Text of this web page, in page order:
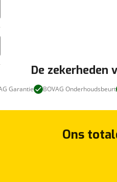
De zekerheden
Garantie BOVAG Onderhoudsbeurt
Ons